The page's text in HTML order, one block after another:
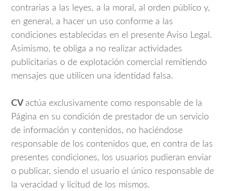
contrarias a las leyes, a la moral, al orden público y,
en general, a hacer un uso conforme a las
condiciones establecidas en el presente Aviso Legal.
Asimismo, te obliga a no realizar actividades
publicitarias o de explotación comercial remitiendo
mensajes que utilicen una identidad falsa.
CV actúa exclusivamente como responsable de la
Página en su condición de prestador de un servicio
de información y contenidos, no haciéndose
responsable de los contenidos que, en contra de las
presentes condiciones, los usuarios pudieran enviar
o publicar, siendo el usuario el único responsable de
la veracidad y licitud de los mismos.